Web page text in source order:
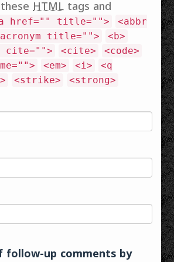
theseHTML tags and
href="" title="">
<abbr
title="">
<b>
cite="">
<cite>
<code>
<em> <i>
<q
<strike> <strong>
follow-up comments by